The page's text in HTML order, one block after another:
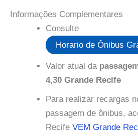
Informações Complementares
Consulte
Horario de Ônibus
Valor atual da
4,30 Grande Recife
Para realizar recargas
passagem de ônibus,
Recife VEM Grande